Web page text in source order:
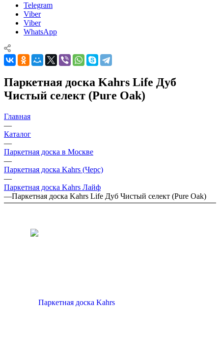
Telegram
Viber
Viber
WhatsApp
Паркетная доска Kahrs Life Дуб
Чистый селект (Pure Oak)
Главная
—
Каталог
—
Паркетная доска в Москве
—
Паркетная доска Kahrs (Черс)
—
Паркетная доска Kahrs Лайф
—Паркетная доска Kahrs Life Дуб Чистый селект (Pure Oak)